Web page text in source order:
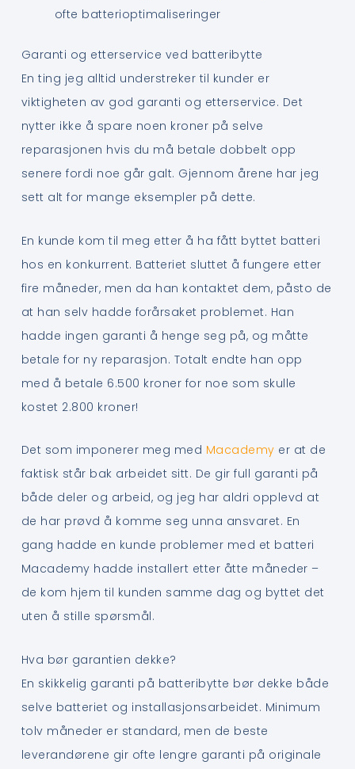
ofte batterioptimaliseringer
Garanti og etterservice ved batteribytte
En ting jeg alltid understreker til kunder er
viktigheten av god garanti og etterservice. Det
nytter ikke å spare noen kroner på selve
reparasjonen hvis du må betale dobbelt opp
senere fordi noe går galt. Gjennom årene har jeg
sett alt for mange eksempler på dette.
En kunde kom til meg etter å ha fått byttet batteri
hos en konkurrent. Batteriet sluttet å fungere etter
fire måneder, men da han kontaktet dem, påsto de
at han selv hadde forårsaket problemet. Han
hadde ingen garanti å henge seg på, og måtte
betale for ny reparasjon. Totalt endte han opp
med å betale 6.500 kroner for noe som skulle
kostet 2.800 kroner!
Det som imponerer meg med Macademy er at de
faktisk står bak arbeidet sitt. De gir full garanti på
både deler og arbeid, og jeg har aldri opplevd at
de har prøvd å komme seg unna ansvaret. En
gang hadde en kunde problemer med et batteri
Macademy hadde installert etter åtte måneder –
de kom hjem til kunden samme dag og byttet det
uten å stille spørsmål.
Hva bør garantien dekke?
En skikkelig garanti på batteribytte bør dekke både
selve batteriet og installasjonsarbeidet. Minimum
tolv måneder er standard, men de beste
leverandørene gir ofte lengre garanti på originale